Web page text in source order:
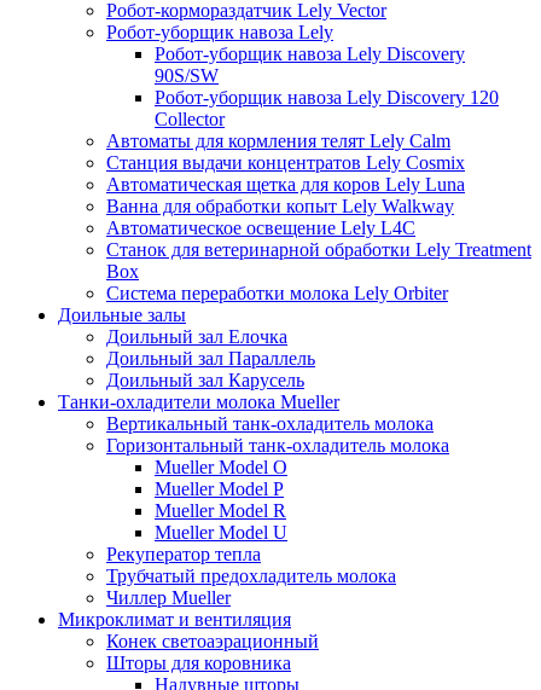
Робот-кормораздатчик Lely Vector
Робот-уборщик навоза Lely
Робот-уборщик навоза Lely Discovery
90S/SW
Робот-уборщик навоза Lely Discovery 120
Collector
Автоматы для кормления телят Lely Calm
Станция выдачи концентратов Lely Cosmix
Автоматическая щетка для коров Lely Luna
Ванна для обработки копыт Lely Walkway
Автоматическое освещение Lely L4C
Станок для ветеринарной обработки Lely Treatment
Box
Система переработки молока Lely Orbiter
Доильные залы
Доильный зал Елочка
Доильный зал Параллель
Доильный зал Карусель
Танки-охладители молока Mueller
Вертикальный танк-охладитель молока
Горизонтальный танк-охладитель молока
Mueller Model O
Mueller Model P
Mueller Model R
Mueller Model U
Рекуператор тепла
Трубчатый предохладитель молока
Чиллер Mueller
Микроклимат и вентиляция
Конек светоаэрационный
Шторы для коровника
Надувные шторы